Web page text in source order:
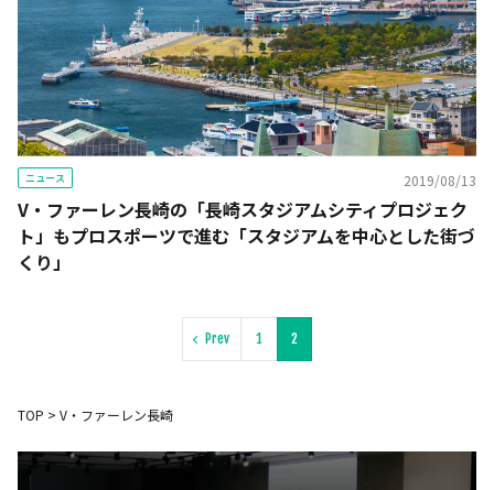
ニュース 2019/08/13
V・ファーレン長崎の「長崎スタジアムシティプロジェク
ト」も――プロスポーツで進む「スタジアムを中心とした街づ
くり」
Prev 1 2
TOP > V・ファーレン長崎